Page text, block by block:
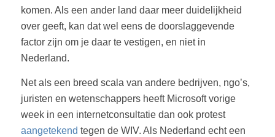
komen. Als een ander land daar meer duidelijkheid
over geeft, kan dat wel eens de doorslaggevende
factor zijn om je daar te vestigen, en niet in
Nederland.
Net als een breed scala van andere bedrijven, ngo’s,
juristen en wetenschappers heeft Microsoft vorige
week in een internetconsultatie dan ook protest
aangetekend tegen de WIV. Als Nederland echt een